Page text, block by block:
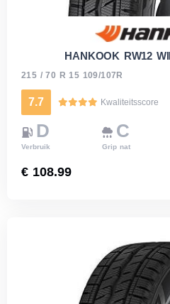
HANKOOK RW12
215 / 70 R 15 109/107R
7.7 Kwaliteitsscore
D
Verbruik
C
Grip nat
€ 108.99